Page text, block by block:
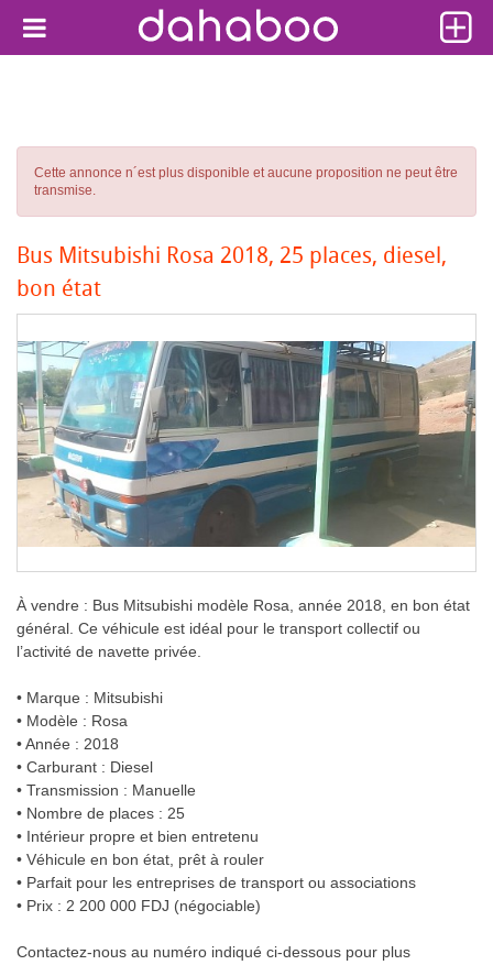
Cette annonce n´est plus disponible et aucune proposition ne peut être
transmise.
Bus Mitsubishi Rosa 2018, 25 places, diesel,
bon état
À vendre : Bus Mitsubishi modèle Rosa, année 2018, en bon état
général. Ce véhicule est idéal pour le transport collectif ou
l’activité de navette privée.
• Marque : Mitsubishi
• Modèle : Rosa
• Année : 2018
• Carburant : Diesel
• Transmission : Manuelle
• Nombre de places : 25
• Intérieur propre et bien entretenu
• Véhicule en bon état, prêt à rouler
• Parfait pour les entreprises de transport ou associations
• Prix : 2 200 000 FDJ (négociable)
Contactez-nous au numéro indiqué ci-dessous pour plus